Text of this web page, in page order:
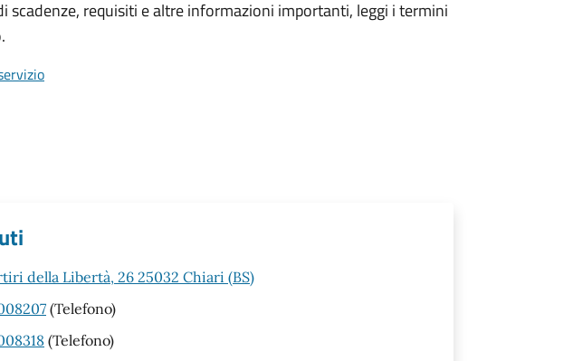
scadenze, requisiti e altre informazioni importanti, leggi i termini
della Libertà, 26 25032 Chiari (BS)
(Telefono)
(Telefono)